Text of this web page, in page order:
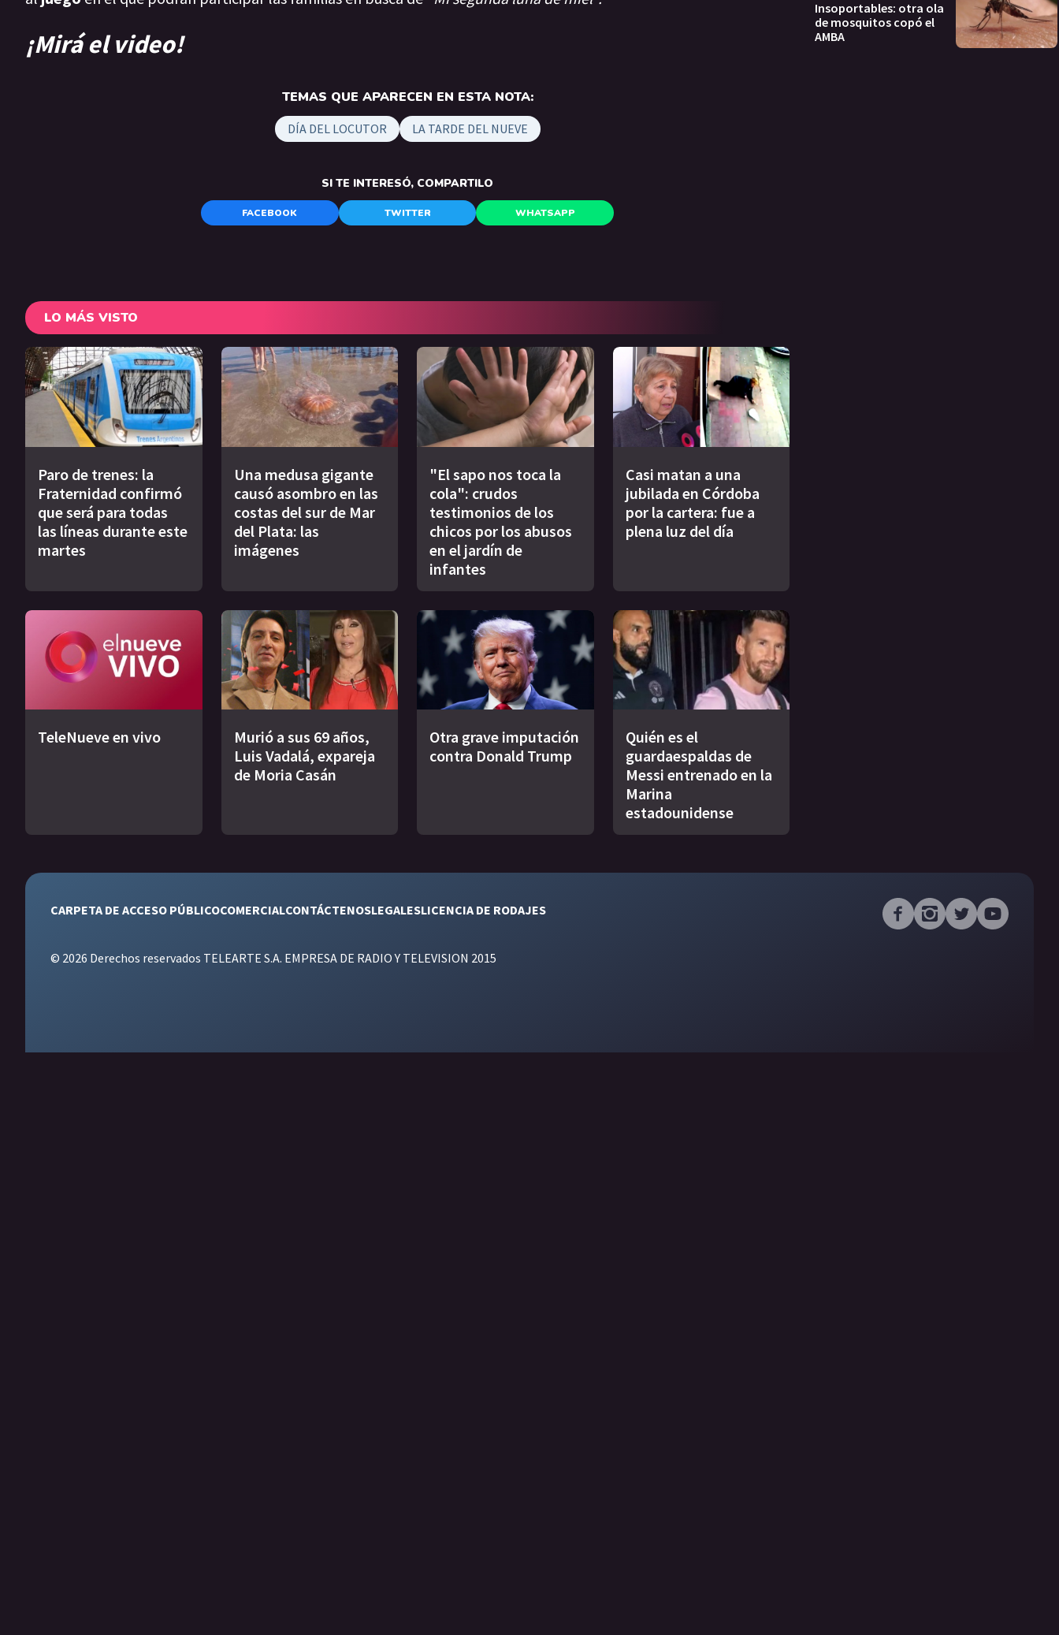
¡Mirá el video!
TEMAS QUE APARECEN EN ESTA NOTA:
DÍA DEL LOCUTOR LA TARDE DEL NUEVE
SI TE INTERESÓ, COMPARTILO
FACEBOOK TWITTER WHATSAPP
LO MÁS VISTO
Paro de trenes: la
Fraternidad confirmó
que será para todas
las líneas durante este
martes
Una medusa gigante
causó asombro en las
costas del sur de Mar
del Plata: las
imágenes
"El sapo nos toca la
cola": crudos
testimonios de los
chicos por los abusos
en el jardín de
infantes
Casi matan a una
jubilada en Córdoba
por la cartera: fue a
plena luz del día
TeleNueve en vivo
Murió a sus 69 años,
Luis Vadalá, expareja
de Moria Casán
Otra grave imputación
contra Donald Trump
Quién es el
guardaespaldas de
Messi entrenado en la
Marina
estadounidense
Insoportables: otra ola
de mosquitos copó el
AMBA
CARPETA DE ACCESO PÚBLICOCOMERCIALCONTÁCTENOSLEGALESLICENCIA DE RODAJES
© 2026 Derechos reservados TELEARTE S.A. EMPRESA DE RADIO Y TELEVISION 2015